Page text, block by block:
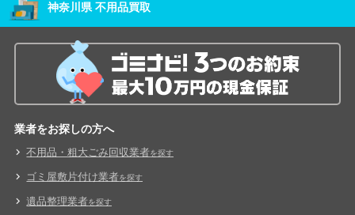
神奈川県 不用品買取
業者をお探しの方へ
不用品・粗大ごみ回収業者を探す
ゴミ屋敷片付け業者を探す
遺品整理業者を探す